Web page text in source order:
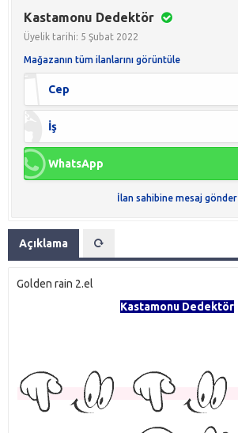
Kastamonu Dedektör
Üyelik tarihi: 5 Şubat 2022
Mağazanın tüm ilanlarını görüntüle
Cep
İş
WhatsApp
İlan sahibine mesaj gönder
Açıklama
Golden rain 2.el
Kastamonu Dedektör